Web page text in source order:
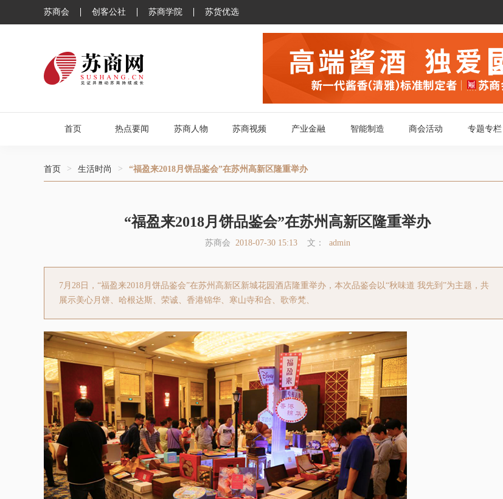
苏商会 创客公社 苏商学院 苏货优选
首页 热点要闻 苏商人物 苏商视频 产业金融 智能制造 商会活动
会员动态
专题专栏
图闻天下
首页 > 生活时尚 > “福盈来2018月饼品鉴会”在苏州高新区隆重举办
“福盈来2018月饼品鉴会”在苏州高新区隆重举办
苏商会 2018-07-30 15:13 文： admin
7月28日，“福盈来2018月饼品鉴会”在苏州高新区新城花园酒店隆重举办，本次品鉴会以“秋味道 我先到”为主题，共
展示美心月饼、哈根达斯、荣诚、香港锦华、寒山寺和合、歌帝梵、